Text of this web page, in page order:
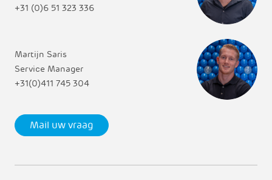
+31 (0)6 51 323 336
Martijn Saris
Service Manager
+31(0)411 745 304
Mail uw vraag